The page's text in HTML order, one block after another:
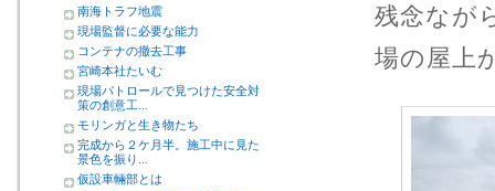
残念なが
場の屋上
南海トラフ地震
現場監督に必要な能力
コンテナの撤去工事
宮崎本社たいむ
現場パトロールで見つけた安全対
策の創意工...
モリンガと生き物たち
完成から２ケ月半。施工中に見た
景色を振り...
仮設車輛部とは